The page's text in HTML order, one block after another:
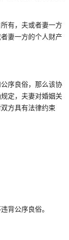
有，夫或者妻一方
妻一方的个人财产
序良俗，那么该协
定，夫妻对婚姻关
方具有法律约束
背公序良俗。